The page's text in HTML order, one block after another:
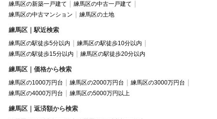
練馬区の新築一戸建て
練馬区の中古一戸建て
練馬区の中古マンション
練馬区の土地
練馬区｜駅近検索
練馬区の駅徒歩5分以内
練馬区の駅徒歩10分以内
練馬区の駅徒歩15分以内
練馬区の駅徒歩20分以内
練馬区｜価格から検索
練馬区の1000万円台 練馬区の2000万円台
練馬区の3000万円台
練馬区の4000万円台
練馬区の5000万円以上
練馬区｜返済額から検索